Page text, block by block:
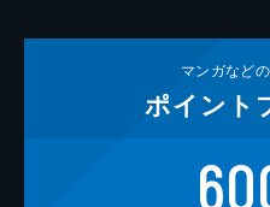
マンガなどの
ポイント